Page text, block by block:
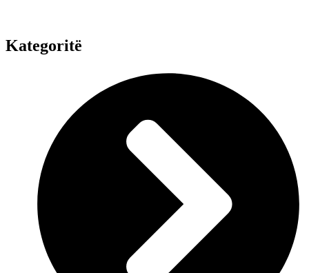
Kategoritë